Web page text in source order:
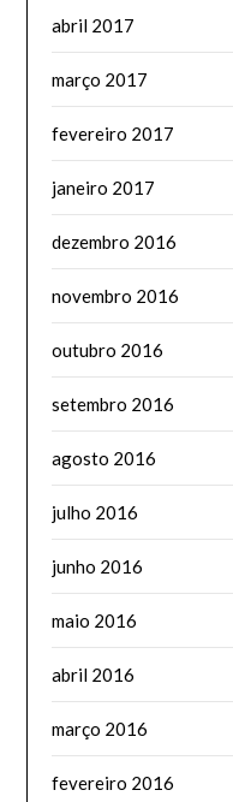
abril 2017
março 2017
fevereiro 2017
janeiro 2017
dezembro 2016
novembro 2016
outubro 2016
setembro 2016
agosto 2016
julho 2016
junho 2016
maio 2016
abril 2016
março 2016
fevereiro 2016